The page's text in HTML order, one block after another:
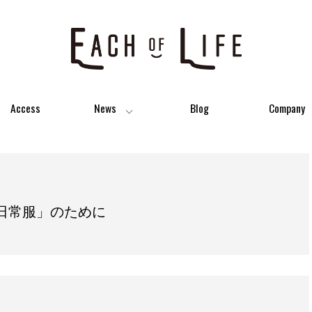
Access News Blog Company
常服」のために